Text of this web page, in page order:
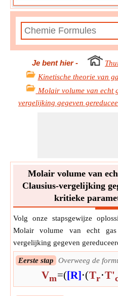
Je bent hier-
Kinetische theorie van
Molair volume van echt
vergelijking gegeven
Molair volume van
Clausius-vergelijking
kritieke
Volg onze stapsgewijze
Molair volume van echt
vergelijking gegeven
Eerste stap Overweeg de
Vm=([R]⋅(Tr⋅T'